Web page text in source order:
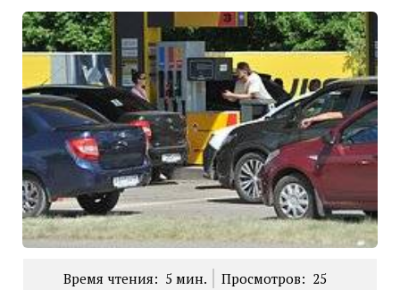
Время чтения: 5 мин. Просмотров: 25